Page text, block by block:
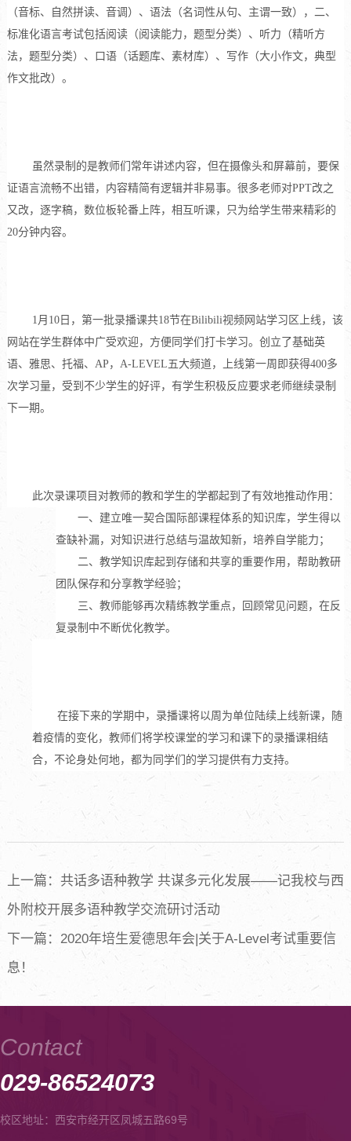
（音标、自然拼读、音调）、语法（名词性从句、主谓一致），二、
标准化语言考试包括阅读（阅读能力，题型分类）、听力（精听方
法，题型分类）、口语（话题库、素材库）、写作（大小作文，典型
作文批改）。
虽然录制的是教师们常年讲述内容，但在摄像头和屏幕前，要保
证语言流畅不出错，内容精简有逻辑并非易事。很多老师对PPT改之
又改，逐字稿，数位板轮番上阵，相互听课，只为给学生带来精彩的
20分钟内容。
1月 10日 ，第一批录播课共18节在Bilibili视频网站学习区 上线，该
网站在学生群体中广受欢迎，方便同学们打卡学习。创立了基础英
语、雅思、托福、 AP， A-LEVEL五大频道，上线第一周即获得400多
次学习量，受到不少学生的好评，有学生积极反应要求老师继续录制
下一期。
此次录课项目对教师的教和学生的学都起到了有效地推动作用：
一、建立唯一契合国际部课程体系的知识库，学生得以
查缺补漏，对知识进行总结与温故知新，培养自学能力；
二、教学知识库起到存储和共享的重要作用，帮助教研
团队保存和分享教学经验；
三、教师能够再次精练教学重点，回顾常见问题，在反
复录制中不断优化教学。
在接下来的学期中，录播课将以周为单位陆续上线新课，随
着疫情的变化，教师们将学校课堂的学习和课下的录播课相结
合，不论身处何地，都为同学们的学习提供有力支持。
上一篇：共话多语种教学 共谋多元化发展——记我校与西
外附校开展多语种教学交流研讨活动
下一篇：2020年培生爱德思年会|关于A-Level考试重要信
息！
Contact
029-86524073
校区地址：西安市经开区凤城五路69号